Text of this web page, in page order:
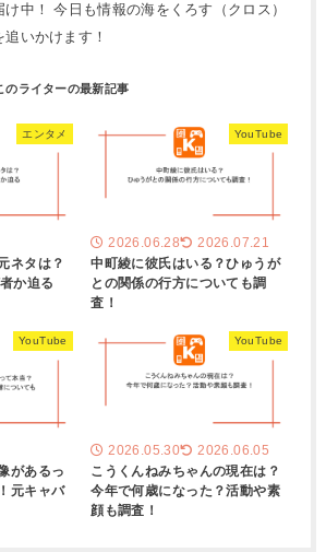
中！ 今日も情報の海をくろす（クロス）
いかけます！
エンタメ
ネタは？
か迫る
YouTube
2026.06.28 2026.07.21
中町綾に彼氏はいる？ひゅうが
との関係の行方についても調
査！
YouTube
があるっ
元キャバ
YouTube
2026.05.30 2026.06.05
こうくんねみちゃんの現在は？
今年で何歳になった？活動や素
顔も調査！